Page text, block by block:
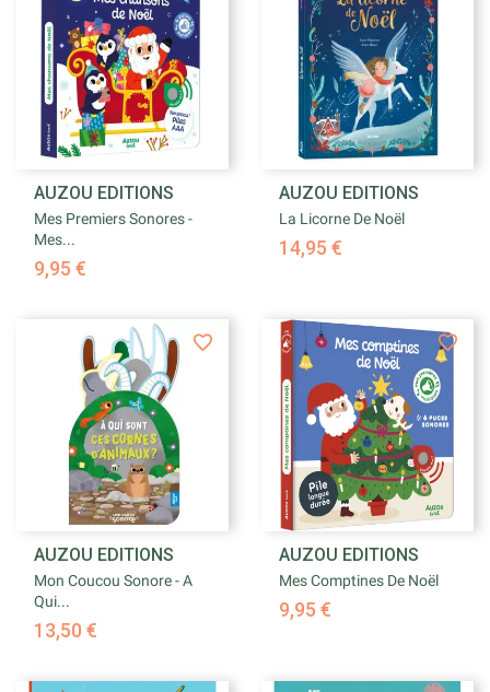
AUZOU EDITIONS
Mes Premiers Sonores -
Mes...
9,95 €
AUZOU EDITIONS
La Licorne De Noël
14,95 €
AUZOU EDITIONS
Mon Coucou Sonore - A
Qui...
13,50 €
AUZOU EDITIONS
Mes Comptines De Noël
9,95 €